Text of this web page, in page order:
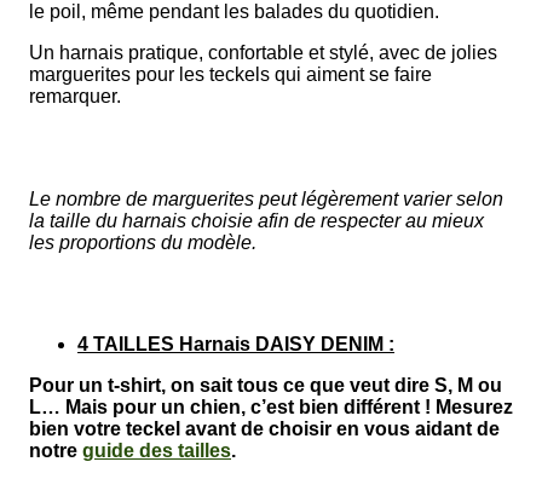
le poil, même pendant les balades du quotidien.
Un harnais pratique, confortable et stylé, avec de jolies
marguerites pour les teckels qui aiment se faire
remarquer.
Le nombre de marguerites peut légèrement varier selon
la taille du harnais choisie afin de respecter au mieux
les proportions du modèle.
4 TAILLES Harnais DAISY DENIM :
Pour un t-shirt, on sait tous ce que veut dire S, M ou
L… Mais pour un chien, c’est bien différent ! Mesurez
bien votre teckel avant de choisir en vous aidant de
notre guide des tailles.